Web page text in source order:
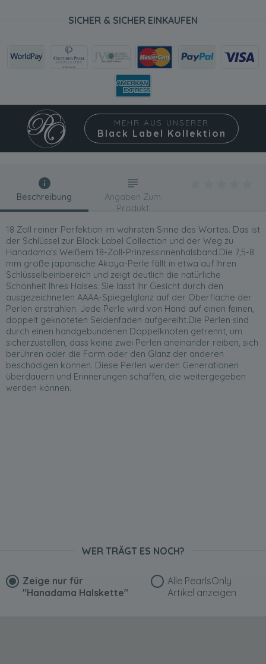
SICHER & SICHER EINKAUFEN
MEHR AUS UNSERER
Black Label Kollektion
Beschreibung
18 Zoll reiner Perfektion im wahrsten Sinne des Wortes. Das ist
der Schlüssel zur Black Label Collection und der Weg zu
Hanadama's Weißem 18-Zoll-Prinzessinnenhalsband.Die 7,5-8
mm große japanische Akoya-Perle fällt in etwa auf Ihren
Schlüsselbeinbereich und zeigt deutlich die natürliche
Schönheit Ihres Halses. Sie lässt Ihr Gesicht durch den
ausgezeichneten AAAA-Spiegelglanz auf der Oberfläche der
Perlen erstrahlen. Jede Perle wird von Hand auf einen feinen,
doppelt geknoteten Seidenfaden aufgereiht.Die Perlen sind
durch einen handgebundenen Doppelknoten getrennt, um
sicherzustellen, dass keine zwei Perlen aneinander reiben, sich
berühren oder die Form oder den Glanz der anderen
beschädigen können. Diese Perlen werden Generationen
überdauern und Erinnerungen schaffen, die weitergegeben
werden können.
Angaben Zum
Produkt
WER TRÄGT ES NOCH?
Zeige nur für
"Hanadama Halskette"
Alle PearlsOnly
Artikel anzeigen